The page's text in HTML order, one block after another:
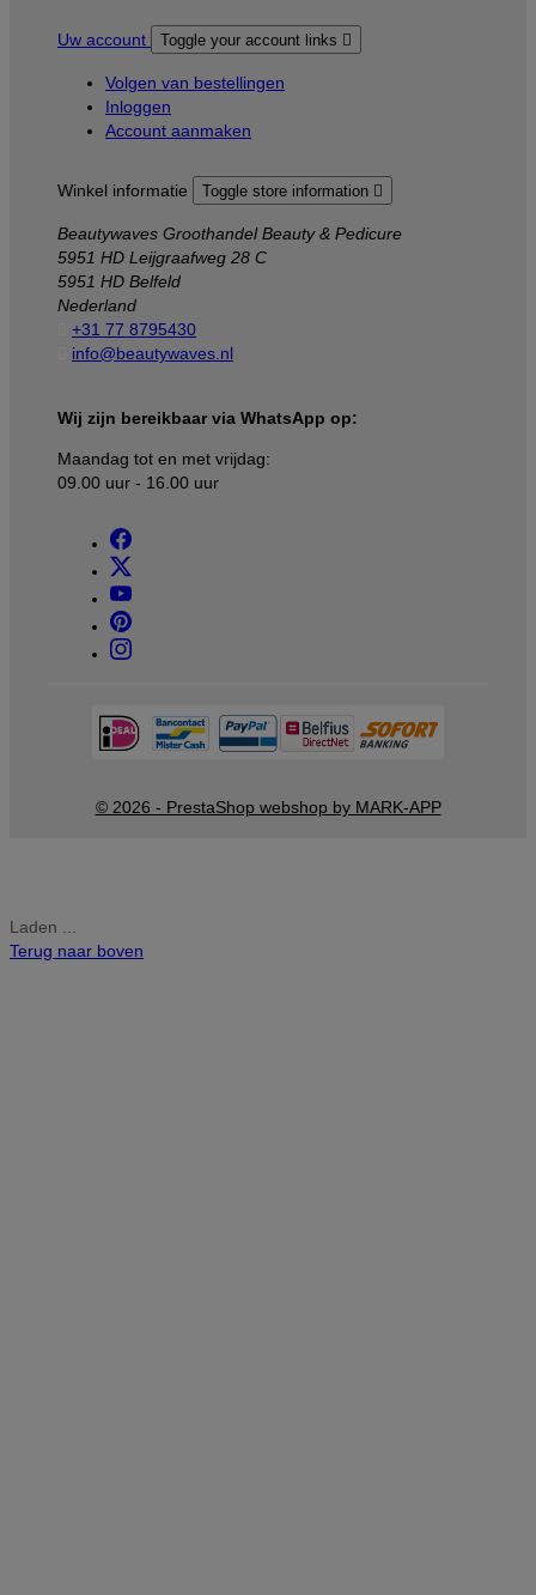
Uw account Toggle your account links 
Volgen van bestellingen
Inloggen
Account aanmaken
Winkel informatie Toggle store information 
Beautywaves Groothandel Beauty & Pedicure
5951 HD Leijgraafweg 28 C
5951 HD Belfeld
Nederland
+31 77 8795430
info@beautywaves.nl
Wij zijn bereikbaar via WhatsApp op:
Maandag tot en met vrijdag:
09.00 uur - 16.00 uur
© 2026 - PrestaShop webshop by MARK-APP
Laden ...
Terug naar boven